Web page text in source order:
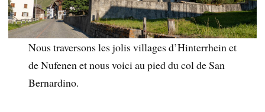
Nous traversons les jolis villages d’Hinterrhein et
de Nufenen et nous voici au pied du col de San
Bernardino.